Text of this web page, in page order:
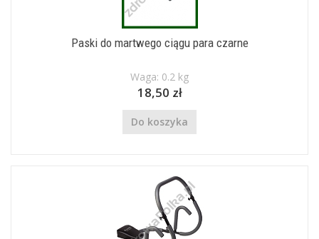
Paski do martwego ciągu para czarne
Waga: 0.2 kg
18,50 zł
Do koszyka